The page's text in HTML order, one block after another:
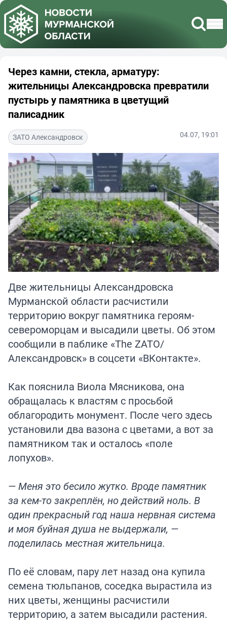
Через камни, стекла, арматуру:
жительницы Александровска превратили
пустырь у памятника в цветущий
палисадник
ЗАТО Александровск 04.07, 19:01
Две жительницы Александровска
Мурманской области расчистили
территорию вокруг памятника героям-
североморцам и высадили цветы. Об этом
сообщили в паблике «The ZATO/
Александровск» в соцсети «ВКонтакте».
Как пояснила Виола Мясникова, она
обращалась к властям с просьбой
облагородить монумент. После чего здесь
установили два вазона с цветами, а вот за
памятником так и осталось «поле
лопухов».
— Меня это бесило жутко. Вроде памятник
за кем-то закреплён, но действий ноль. В
один прекрасный год наша нервная система
и моя буйная душа не выдержали, —
поделилась местная жительница.
По её словам, пару лет назад она купила
семена тюльпанов, соседка вырастила из
них цветы, женщины расчистили
территорию, а затем высадили растения.